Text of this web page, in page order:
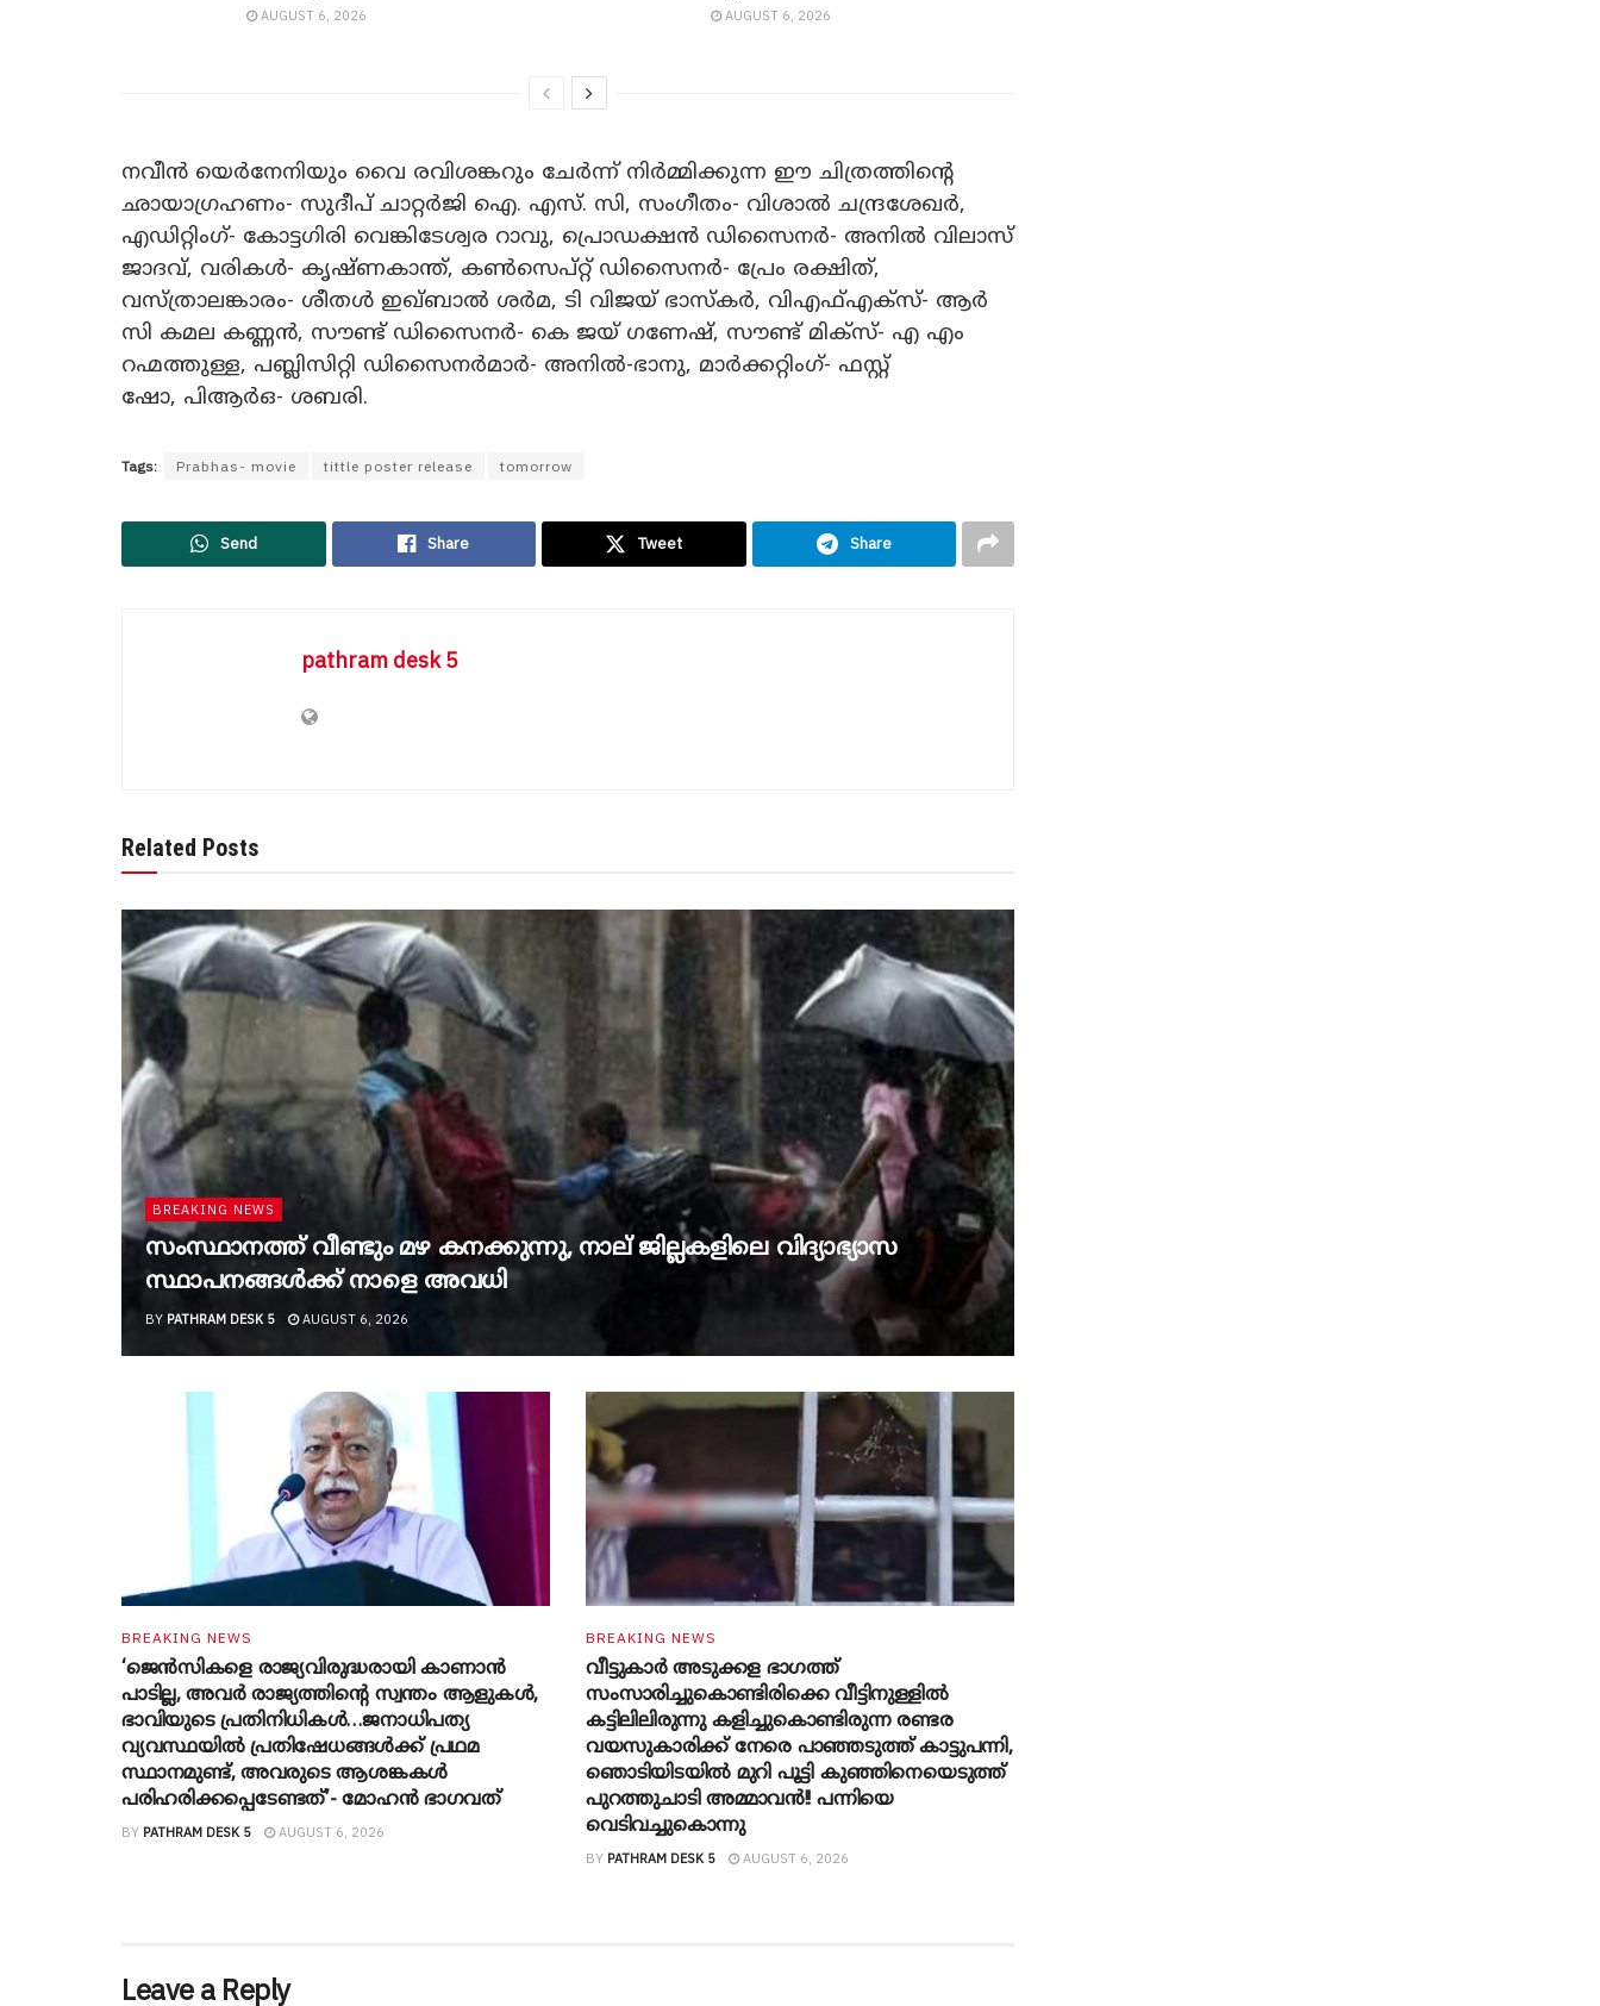
AUGUST 6, 2026 AUGUST 6, 2026
നവീൻ യെർനേനിയും വൈ രവിശങ്കറും ചേർന്ന് നിർമ്മിക്കുന്ന ഈ ചിത്രത്തിന്റെ
ഛായാഗ്രഹണം- സുദീപ് ചാറ്റർജി ഐ. എസ്. സി, സംഗീതം- വിശാൽ ചന്ദ്രശേഖർ,
എഡിറ്റിംഗ്- കോട്ടഗിരി വെങ്കിടേശ്വര റാവു, പ്രൊഡക്ഷൻ ഡിസൈനർ- അനിൽ വിലാസ്
ജാദവ്, വരികൾ- കൃഷ്ണകാന്ത്, കൺസെപ്റ്റ് ഡിസൈനർ- പ്രേം രക്ഷിത്,
വസ്ത്രാലങ്കാരം- ശീതൾ ഇഖ്ബാൽ ശർമ, ടി വിജയ് ഭാസ്കർ, വിഎഫ്എക്സ്- ആർ
സി കമല കണ്ണൻ, സൗണ്ട് ഡിസൈനർ- കെ ജയ് ഗണേഷ്, സൗണ്ട് മിക്സ്- എ എം
റഹ്മത്തുള്ള, പബ്ലിസിറ്റി ഡിസൈനർമാർ- അനിൽ-ഭാനു, മാർക്കറ്റിംഗ്- ഫസ്റ്റ്
ഷോ, പിആർഒ- ശബരി.
Tags: Prabhas- movie tittle poster release tomorrow
Send Share Tweet Share
pathram desk 5
Related Posts
BREAKING NEWS
സംസ്ഥാനത്ത് വീണ്ടും മഴ കനക്കുന്നു, നാല് ജില്ലകളിലെ വിദ്യാഭ്യാസ
സ്ഥാപനങ്ങൾക്ക് നാളെ അവധി
BY PATHRAM DESK 5 AUGUST 6, 2026
BREAKING NEWS
‘ജെൻസികളെ രാജ്യവിരുദ്ധരായി കാണാൻ
പാടില്ല, അവർ രാജ്യത്തിന്റെ സ്വന്തം ആളുകൾ,
ഭാവിയുടെ പ്രതിനിധികൾ…ജനാധിപത്യ
വ്യവസ്ഥയിൽ പ്രതിഷേധങ്ങൾക്ക് പ്രഥമ
സ്ഥാനമുണ്ട്, അവരുടെ ആശങ്കകൾ
പരിഹരിക്കപ്പെടേണ്ടത്’- മോഹൻ ഭാ​ഗവത്
BY PATHRAM DESK 5 AUGUST 6, 2026
BREAKING NEWS
വീട്ടുകാർ അ‌ടുക്കള ഭാ​ഗത്ത്
സംസാരിച്ചുകൊണ്ടിരിക്കെ വീട്ടിനുള്ളിൽ
കട്ടിലിലിരുന്നു കളിച്ചുകൊണ്ടിരുന്ന രണ്ടര
വയസുകാരിക്ക് നേരെ പാഞ്ഞടുത്ത് കാട്ടുപന്നി,
‍ഞൊടിയി‌ടയിൽ മുറി പൂട്ടി കുഞ്ഞിനെയെടുത്ത്
പുറത്തുചാടി അമ്മാവൻ!! പന്നിയെ
വെടിവച്ചുകൊന്നു
BY PATHRAM DESK 5 AUGUST 6, 2026
Leave a Reply